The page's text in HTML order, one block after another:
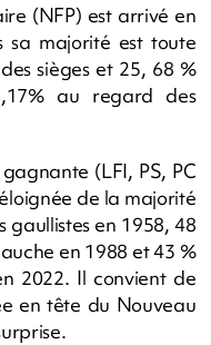
(NFP) est arrivé en
sa majorité est toute
sièges et 25, 68 %
au regard des
(LFI, PS, PC
de la majorité
gaullistes en 1958, 48
en 1988 et 43 %
2022. Il convient de
en tête du Nouveau